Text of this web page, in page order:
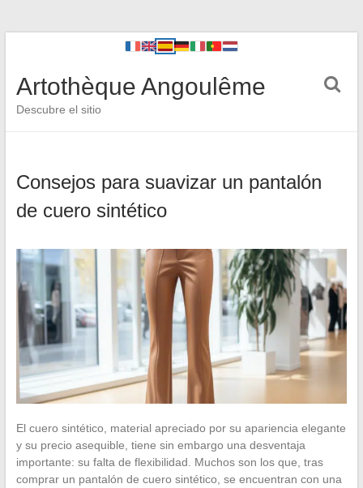
Artothèque Angoulême
Descubre el sitio
Consejos para suavizar un pantalón
de cuero sintético
El cuero sintético, material apreciado por su apariencia elegante
y su precio asequible, tiene sin embargo una desventaja
importante: su falta de flexibilidad. Muchos son los que, tras
comprar un pantalón de cuero sintético, se encuentran con una